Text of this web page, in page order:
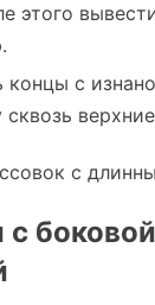
этого
концы с
с боковой